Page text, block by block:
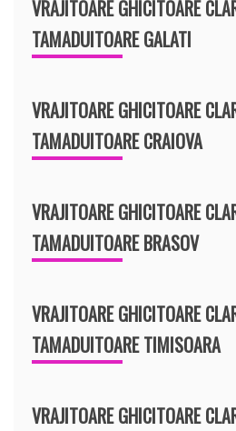
VRAJITOARE GHICITOARE
TAMADUITOARE GALATI
VRAJITOARE GHICITOARE
TAMADUITOARE CRAIOVA
VRAJITOARE GHICITOARE
TAMADUITOARE BRASOV
VRAJITOARE GHICITOARE
TAMADUITOARE TIMISOARA
VRAJITOARE GHICITOARE